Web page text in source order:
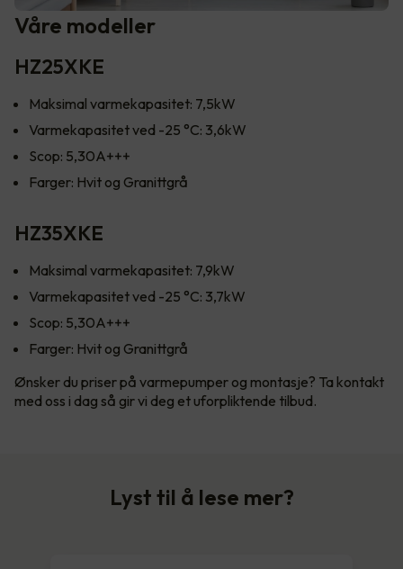
Våre modeller
HZ25XKE
Maksimal varmekapasitet: 7,5kW
Varmekapasitet ved -25 °C: 3,6kW
Scop: 5,30A+++
Farger: Hvit og Granittgrå
HZ35XKE
Maksimal varmekapasitet: 7,9kW
Varmekapasitet ved -25 °C: 3,7kW
Scop: 5,30A+++
Farger: Hvit og Granittgrå
Ønsker du priser på varmepumper og montasje? Ta kontakt
med oss i dag så gir vi deg et uforpliktende tilbud.
Lyst til å lese mer?